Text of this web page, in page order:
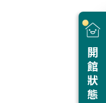
開館狀態